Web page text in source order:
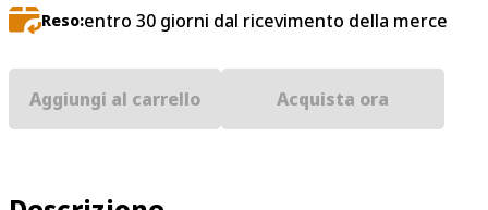
Reso:entro 30 giorni dal ricevimento della merce
Aggiungi al carrello Acquista ora